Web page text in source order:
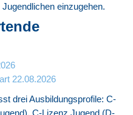
einzugehen.
22.08.2026
drei Ausbildungsprofile: C-
C-Lizenz Jugend (D-